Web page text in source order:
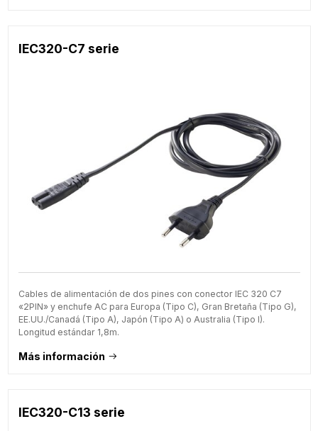
IEC320-C7 serie
Cables de alimentación de dos pines con conector IEC 320 C7
«2PIN» y enchufe AC para Europa (Tipo C), Gran Bretaña (Tipo G),
EE.UU./Canadá (Tipo A), Japón (Tipo A) o Australia (Tipo I).
Longitud estándar 1,8m.
Más información
IEC320-C13 serie